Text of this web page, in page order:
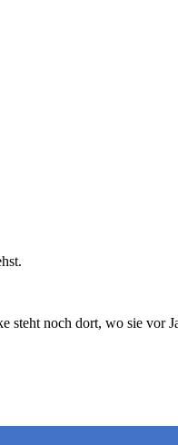
noch dort, wo sie vor